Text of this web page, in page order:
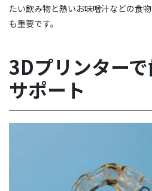
たい飲み物と熱いお味噌汁などの食
も重要です。
3Dプリンター
サポート